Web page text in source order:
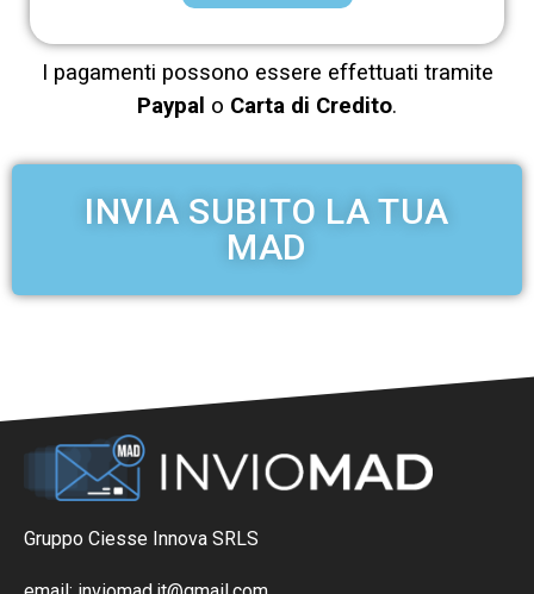
I pagamenti possono essere effettuati tramite
Paypal o Carta di Credito.
INVIA SUBITO LA TUA
MAD
Gruppo Ciesse Innova SRLS